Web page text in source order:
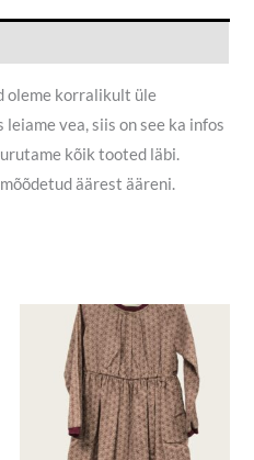
oleme korralikult üle
vea, siis on see ka infos
kõik tooted läbi.
äärest ääreni.